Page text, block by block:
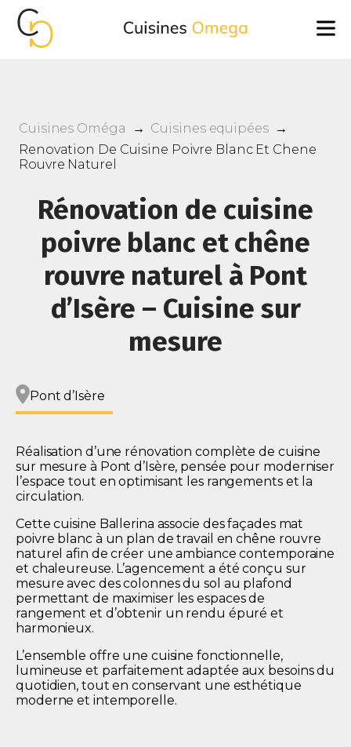
Cuisines Oméga → Cuisines equipées →
Renovation De Cuisine Poivre Blanc Et Chene
Rouvre Naturel
Rénovation de cuisine
poivre blanc et chêne
rouvre naturel à Pont
d’Isère – Cuisine sur
mesure
Pont d’Isère
Réalisation d’une rénovation complète de cuisine
sur mesure à Pont d’Isère, pensée pour moderniser
l’espace tout en optimisant les rangements et la
circulation.
Cette cuisine Ballerina associe des façades mat
poivre blanc à un plan de travail en chêne rouvre
naturel afin de créer une ambiance contemporaine
et chaleureuse. L’agencement a été conçu sur
mesure avec des colonnes du sol au plafond
permettant de maximiser les espaces de
rangement et d’obtenir un rendu épuré et
harmonieux.
L’ensemble offre une cuisine fonctionnelle,
lumineuse et parfaitement adaptée aux besoins du
quotidien, tout en conservant une esthétique
moderne et intemporelle.